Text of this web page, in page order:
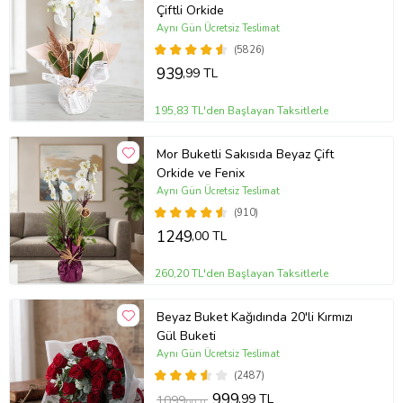
Çiftli Orkide
(5826)
Aynı Gün Ücretsiz Teslimat
939,99 TL
195,83 TL'den Başlayan Taksitlerle
Mor Buketli Sakısıda Beyaz Çift
Orkide ve Fenix
(910)
Aynı Gün Ücretsiz Teslimat
1249,00 TL
260,20 TL'den Başlayan Taksitlerle
Beyaz Buket Kağıdında 20'li Kırmızı
Gül Buketi
(2487)
Aynı Gün Ücretsiz Teslimat
,99 TL